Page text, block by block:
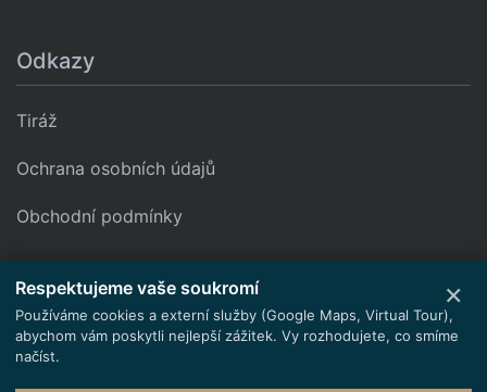
Odkazy
Tiráž
Ochrana osobních údajů
Obchodní podmínky
Google Maps jsou zablokovány. Aktivujte kategorii „Funkční“,
abyste načetli mapu.
Načíst obsah Nastavení cookies
×
Respektujeme vaše soukromí
Používáme cookies a externí služby (Google Maps, Virtual Tour),
abychom vám poskytli nejlepší zážitek. Vy rozhodujete, co smíme
načíst.